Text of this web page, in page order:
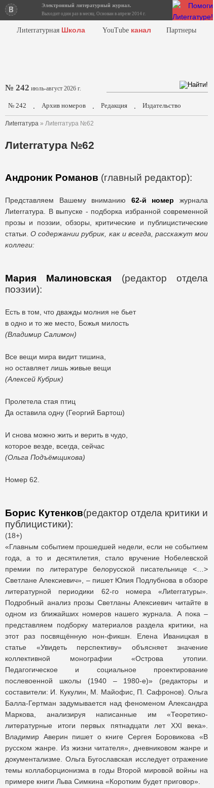
Электронный литературный журнал.
Выходит один раз в месяц. Основан в апреле 2014 г.
Лиterraтурная Школа YouTube канал Партнеры
№ 242 июль-август 2026 г.
№ 242 . Архив номеров . Редакция . Издательство
Лиterraтура » Лиterraтура №62
Лиterraтура №62
Андроник Романов (главный редактор):
Представляем Вашему вниманию 62-й номер журнала
Лиterraтура. В выпуске - подборка избранной современной
прозы и поэзии, обзоры, критические и публицистические
статьи.О содержании рубрик, как и всегда, расскажут мои
коллеги:
Мария Малиновская (редактор отдела
поэзии):
Есть в том, что дважды молния не бьет
в одно и то же место, Божья милость
(Владимир Салимон)
Все вещи мира видит тишина,
но оставляет лишь живые вещи
(Алексей Кубрик)
Пролетела стая птиц
Да оставила одну (Георгий Бартош)
И снова можно жить и верить в чудо,
которое везде, всегда, сейчас
(Ольга Подъёмщикова)
Номер 62.
Борис Кутенков(редактор отдела критики и
публицистики):
(18+)
«Главным событием прошедшей недели, если не событием
года, а то и десятилетия, стало вручение Нобелевской
премии по литературе белорусской писательнице <…>
Светлане Алексиевич», – пишет Юлия Подлубнова в обзоре
литературной периодики 62-го номера «Лиterraтуры».
Подробный анализ прозы Светланы Алексиевич читайте в
одном из ближайших номеров нашего журнала. А пока –
представляем подборку материалов раздела критики, на
этот раз посвящённую нон-фикшн. Елена Иваницкая в
статье «Увидеть перспективу» объясняет значение
коллективной монографии «Острова утопии.
Педагогическое и социальное проектирование
послевоенной школы (1940 – 1980-е)» (редакторы и
составители: И. Кукулин, М. Майофис, П. Сафронов). Ольга
Балла-Гертман задумывается над феноменом Александра
Маркова, анализируя написанные им «Теоретико-
литературные итоги первых пятнадцати лет XXI века».
Владимир Аверин пишет о книге Сергея Боровикова «В
русском жанре. Из жизни читателя», дневниковом жанре и
документализме. Ольга Бугославская исследует отражение
темы коллаборционизма в годы Второй мировой войны на
примере книги Льва Симкина «Коротким будет приговор».